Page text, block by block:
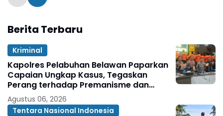
Berita Terbaru
Kriminal
Kapolres Pelabuhan Belawan Paparkan
Capaian Ungkap Kasus, Tegaskan
Perang terhadap Premanisme dan
Narkoba
Agustus 06, 2026
Tentara Nasional Indonesia